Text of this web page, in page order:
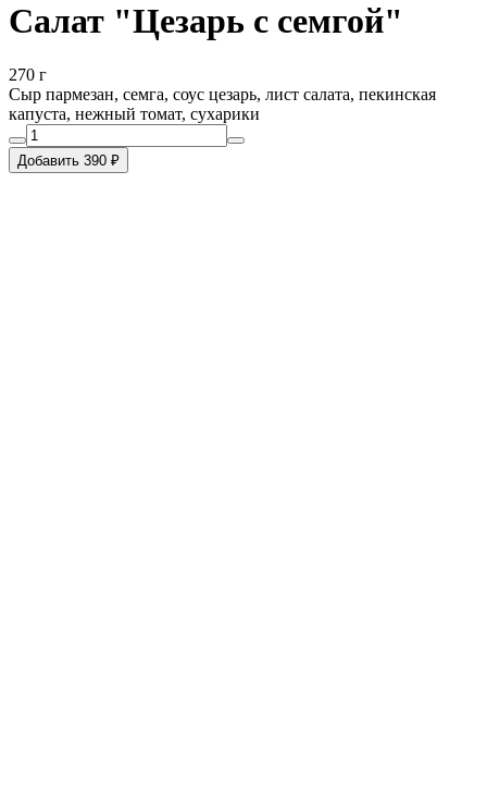
Салат "Цезарь с семгой"
270 г
Сыр пармезан, семга, соус цезарь, лист салата, пекинская
капуста, нежный томат, сухарики
Добавить 390 ₽